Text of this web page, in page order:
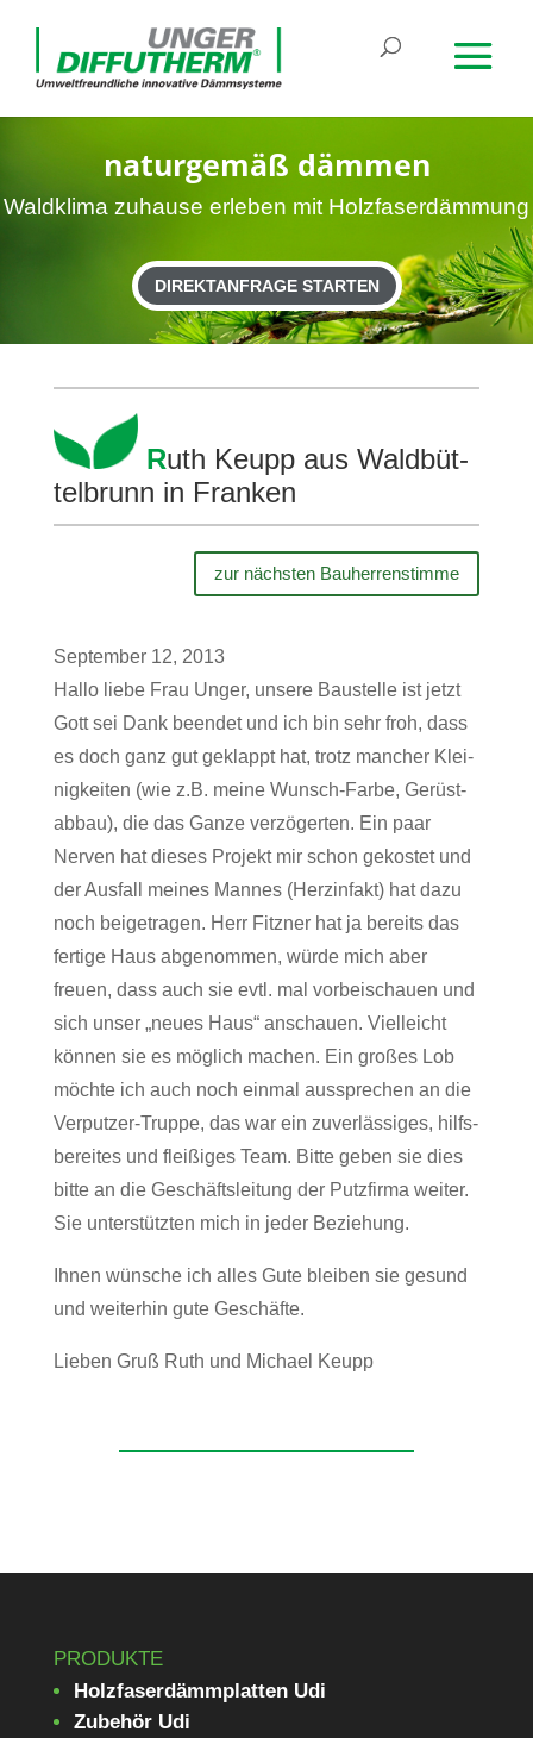
natur­gemäß dämmen
Wald­klima zuhause erleben mit Holzfaserdämmung
DIREKTANFRAGE STARTEN
Ruth Keupp aus Wald­büt­
tel­brunn in Franken
zur nächsten Bauherrenstimme
Sep­tember 12, 2013
Hallo liebe Frau Unger, unsere Bau­stelle ist jetzt
Gott sei Dank beendet und ich bin sehr froh, dass
es doch ganz gut geklappt hat, trotz man­cher Klei­
nig­keiten (wie z.B. meine Wunsch-Farbe, Gerüst­
abbau), die das Ganze ver­zö­gerten. Ein paar
Nerven hat dieses Pro­jekt mir schon gekostet und
der Aus­fall meines Mannes (Herz­in­fakt) hat dazu
noch bei­getragen. Herr Fitzner hat ja bereits das
fer­tige Haus abge­nommen, würde mich aber
freuen, dass auch sie evtl. mal vor­bei­schauen und
sich unser „neues Haus“ anschauen. Viel­leicht
können sie es mög­lich machen. Ein großes Lob
möchte ich auch noch einmal aus­spre­chen an die
Ver­putzer-Truppe, das war ein zuver­läs­siges, hilfs­
be­reites und flei­ßiges Team. Bitte geben sie dies
bitte an die Geschäfts­lei­tung der Putz­firma weiter.
Sie unter­stützten mich in jeder Beziehung.
Ihnen wün­sche ich alles Gute bleiben sie gesund
und wei­terhin gute Geschäfte.
Lieben Gruß Ruth und Michael Keupp
PRODUKTE
Holzfaserdämmplatten Udi
Zubehör Udi